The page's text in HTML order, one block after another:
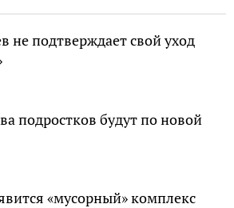
не подтверждает свой уход
подростков будут по новой
«мусорный» комплекс